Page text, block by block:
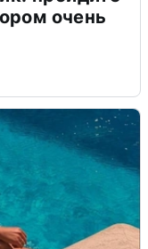
очень